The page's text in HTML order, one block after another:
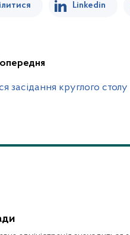
Linkedin
засідання круглого столу